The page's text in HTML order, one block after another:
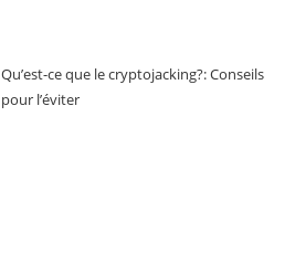
Qu’est-ce que le cryptojacking?: Conseils
pour l’éviter